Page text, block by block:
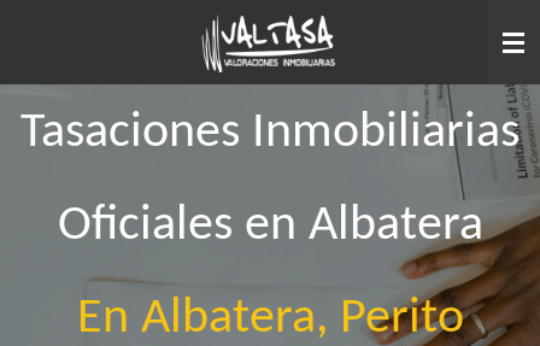
contenido
principal
Tasaciones Inmobiliarias
Oficiales en Albatera
En Albatera, Perito